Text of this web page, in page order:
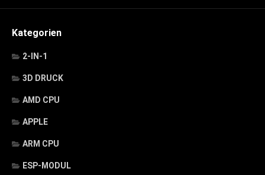
Kategorien
2-IN-1
3D DRUCK
AMD CPU
APPLE
ARM CPU
ESP-MODUL